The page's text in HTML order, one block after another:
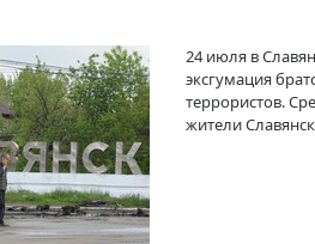
24 июля в
эксгумация
террористов.
жители